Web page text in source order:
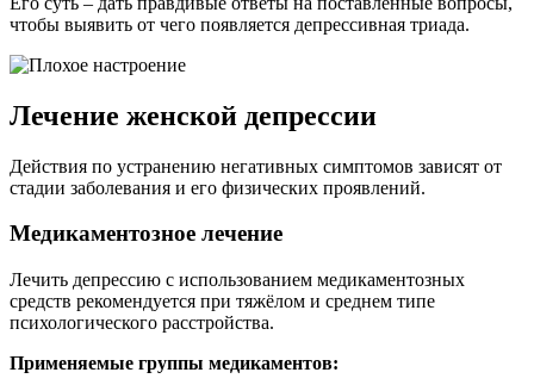
чтобы выявить от чего появляется депрессивная триада.
Лечение женской депрессии
Действия по устранению негативных симптомов зависят от
стадии заболевания и его физических проявлений.
Медикаментозное лечение
Лечить депрессию с использованием медикаментозных
средств рекомендуется при тяжёлом и среднем типе
психологического расстройства.
Применяемые группы медикаментов: